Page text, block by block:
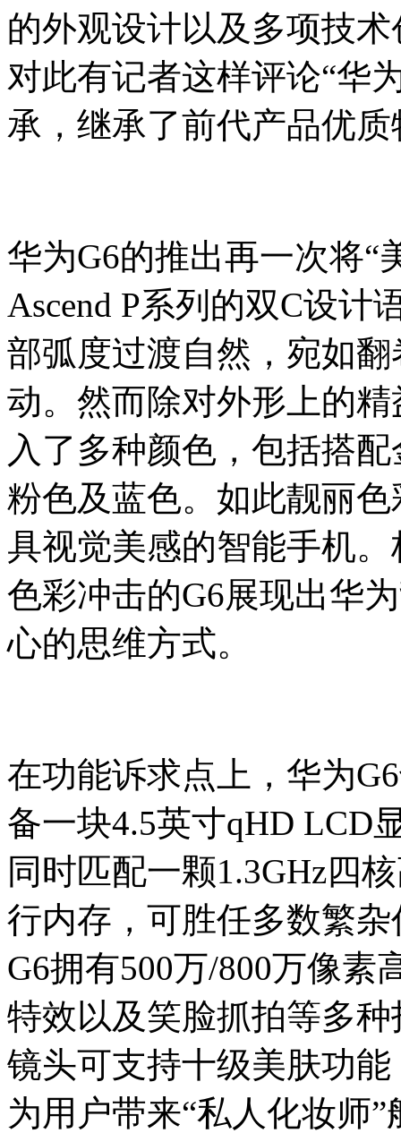
的外观设计以及多项技
对此有记者这样评论“华
承，继承了前代产品优
华为G6的推出再一次将“
Ascend P系列的双C设计
部弧度过渡自然，宛如
动。然而除对外形上的
入了多种颜色，包括搭
粉色及蓝色。如此靓丽
具视觉美感的智能手机
色彩冲击的G6展现出华
心的思维方式。
在功能诉求点上，华为
备一块4.5英寸qHD LCD
同时匹配一颗1.3GHz四
行内存，可胜任多数繁
G6拥有500万/800万像素
特效以及笑脸抓拍等多
镜头可支持十级美肤功
为用户带来“私人化妆师